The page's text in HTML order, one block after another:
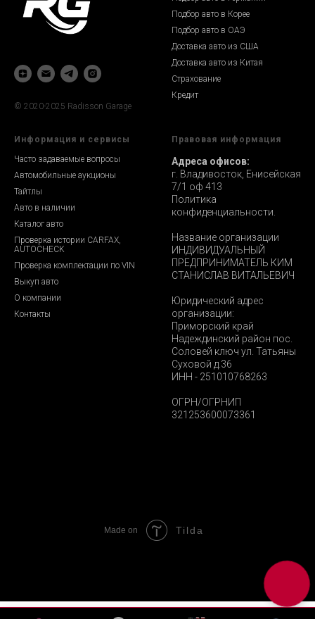
© 2020-2025 Radisson Garage
Подбор авто в Корее
Подбор авто в ОАЭ
Доставка авто из США
Доставка авто из Китая
Страхование
Кредит
Информация и сервисы
Часто задаваемые вопросы
Автомобильные аукционы
Тайтлы
Авто в наличии
Каталог авто
Проверка истории CARFAX,
AUTOCHECK
Проверка комплектации по VIN
Выкуп авто
О компании
Контакты
Правовая информация
Адреса офисов:
г. Владивосток, Енисейская
7/1 оф 413
Политика
конфиденциальности.
Название организации
ИНДИВИДУАЛЬНЫЙ
ПРЕДПРИНИМАТЕЛЬ КИМ
СТАНИСЛАВ ВИТАЛЬЕВИЧ
Юридический адрес
организации:
Приморский край
Надеждинский район пос.
Соловей ключ ул. Татьяны
Суховой д.36
ИНН - 251010768263
ОГРН/ОГРНИП
321253600073361
Made on Tilda